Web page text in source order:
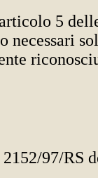
5
necessari
97/RS